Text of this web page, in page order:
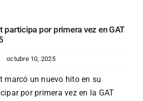
participa por primera vez en GAT
octubre 10, 2025
marcó un nuevo hito en su
por primera vez en la GAT